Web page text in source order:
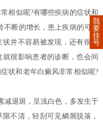
相似呢?有哪些疾病的症状和
不断的增长，患上疾病的可能
并不容易被发现，还有很多
很影响患者的诊断，也会间
状和老年白癜风非常相似呢?
退斑，呈浅白色，多发生于
不清，轻刮可见鳞屑脱落，
我
要
挂
号